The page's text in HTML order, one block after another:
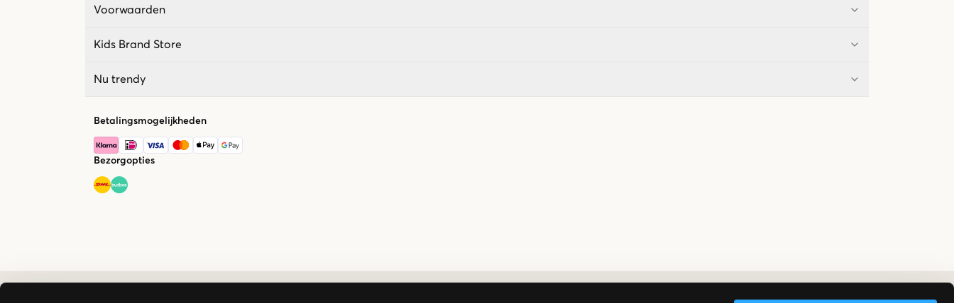
Voorwaarden
Kids Brand Store
Nu trendy
Betalingsmogelijkheden
Bezorgopties